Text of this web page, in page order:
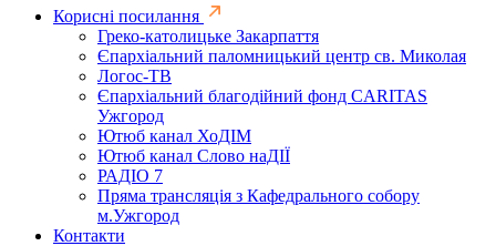
Корисні посилання
Греко-католицьке Закарпаття
Єпархіальний паломницький центр св. Миколая
Логос-ТВ
Єпархіальний благодійний фонд CARITAS
Ужгород
Ютюб канал ХоДІМ
Ютюб канал Слово наДІЇ
РАДІО 7
Пряма трансляція з Кафедрального собору
м.Ужгород
Контакти